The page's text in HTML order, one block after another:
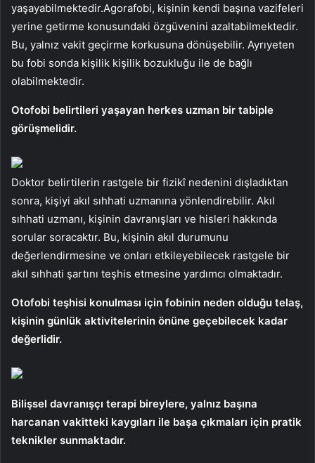
yaşayabilmektedir.Agorafobi, kişinin kendi başına vazifeleri
yerine getirme konusundaki özgüvenini azaltabilmektedir.
Bu, yalnız vakit geçirme korkusuna dönüşebilir. Ayrıyeten
bu fobi sonda kişilik kişilik bozukluğu ile de bağlı
olabilmektedir.
Otofobi belirtileri yaşayan herkes uzman bir tabiple
görüşmelidir.
Doktor belirtilerin rastgele bir fizikî nedenini dışladıktan
sonra, kişiyi akıl sıhhati uzmanına yönlendirebilir. Akıl
sıhhati uzmanı, kişinin davranışları ve hisleri hakkında
sorular soracaktır. Bu, kişinin akıl durumunu
değerlendirmesine ve onları etkileyebilecek rastgele bir
akıl sıhhati şartını teşhis etmesine yardımcı olmaktadır.
Otofobi teşhisi konulması için fobinin neden olduğu telaş,
kişinin günlük aktivitelerinin önüne geçebilecek kadar
değerlidir.
Bilişsel davranışçı terapi bireylere, yalnız başına
harcanan vakitteki kaygıları ile başa çıkmaları için pratik
teknikler sunmaktadır.